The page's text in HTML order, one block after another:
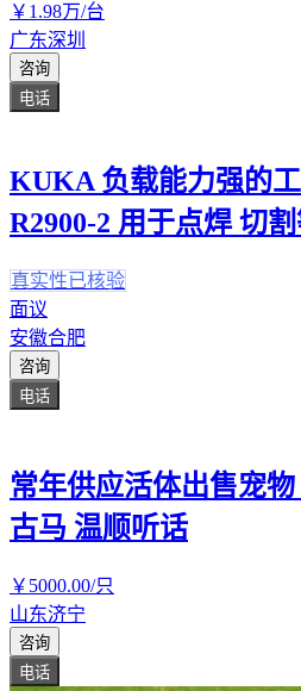
￥ 1 .98万/台
广东深圳
咨询
电话
KUKA 负载能力强的
R2900-2 用于点焊 切
真实性已核验
面议
安徽合肥
咨询
电话
常年供应活体出售宠
古马 温顺听话
￥ 5000.00/只
山东济宁
咨询
电话